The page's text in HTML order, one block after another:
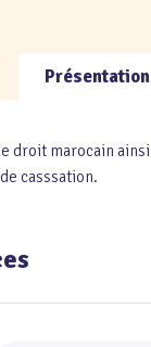
Présentation
droit marocain
casssation.